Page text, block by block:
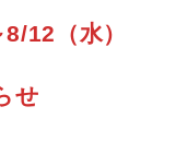
12（水）
せ